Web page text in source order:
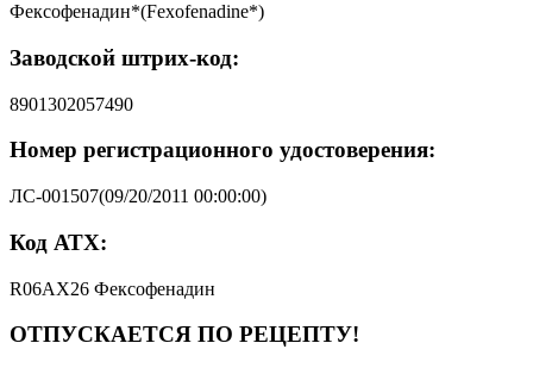
Фексофенадин*(Fexofenadine*)
Заводской штрих-код:
8901302057490
Номер регистрационного удостоверения:
ЛС-001507(09/20/2011 00:00:00)
Код АТХ:
R06AX26 Фексофенадин
ОТПУСКАЕТСЯ ПО РЕЦЕПТУ!